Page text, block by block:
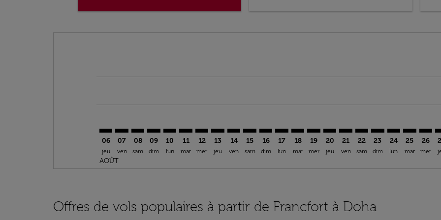
06
jeu
AOÛT
07
ven
08
sam
09
dim
10
lun
11
mar
12
mer
13
jeu
14
ven
15
sam
16
dim
17
lun
18
mar
FRA–DOH: cmp-view-offers-
19
mer
FRA–DOH: cmp-view-offers-
20
jeu
FRA–DOH: cmp-view-
21
ven
FRA–DOH: cmp-view-
22
sam
FRA–DOH: cmp-
23
dim
FRA–DOH:
24
lun
25
mar
26
mer
Offres de vols populaires à partir de Francfort à Doha